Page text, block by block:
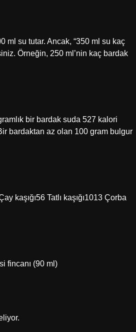
ml su tutar. Ancak, “350 ml su kaç
Örneğin, 250 ml’nin kaç bardak
bir bardak suda 527 kalori
bardaktan az olan 100 gram bulgur
kaşığı56 Tatlı kaşığı1013 Çorba
fincanı (90 ml)